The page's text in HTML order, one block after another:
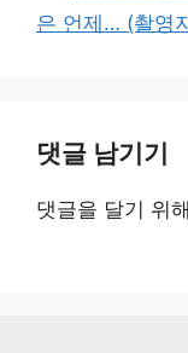
은 언제… (촬영
댓글 남기기
댓글을 달기 위